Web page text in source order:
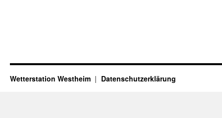
Wetterstation Westheim Datenschutzerklärung